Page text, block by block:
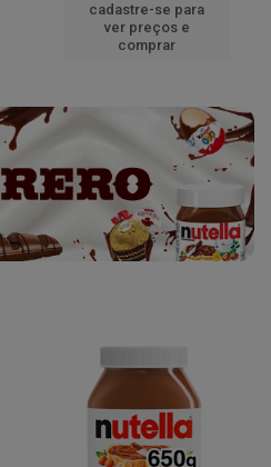
cadastre-se para
ver preços e
comprar